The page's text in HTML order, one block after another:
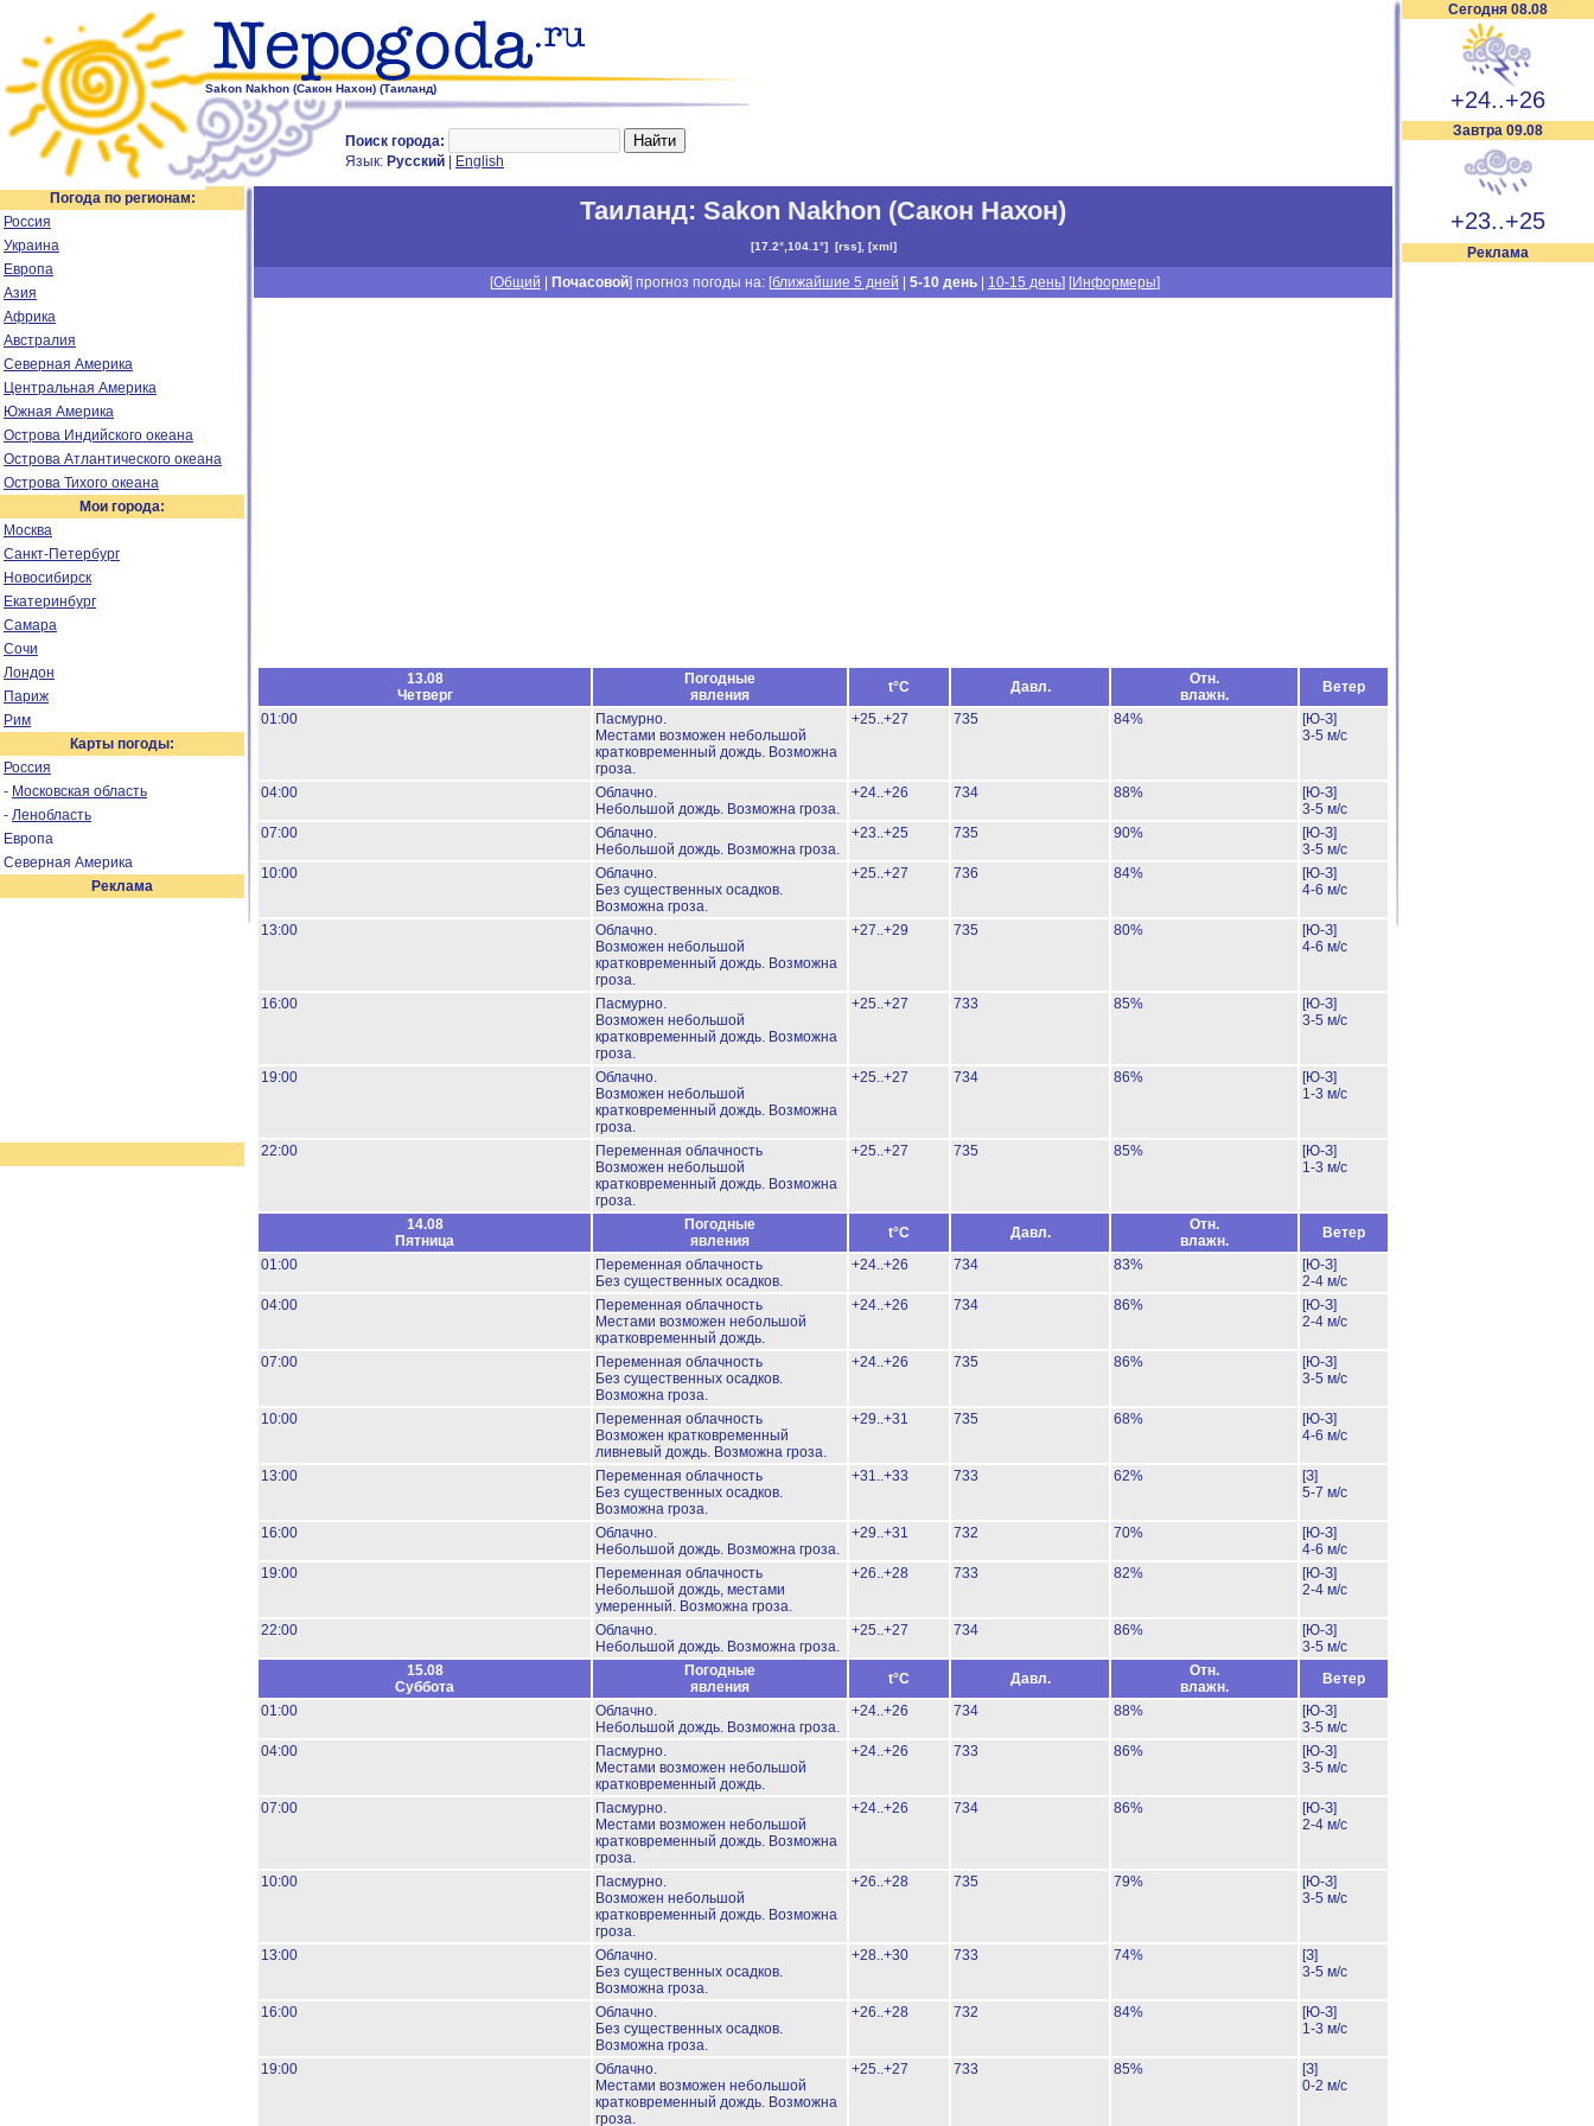
Sakon Nakhon (Сакон Нахон) (Таиланд)
Поиск города:
Язык: Русский English
Сегодня 08.08
+24..+26
Завтра 09.08
+23..+25
Реклама
Погода по регионам:
Россия
Украина
Европа
Азия
Африка
Австралия
Северная Америка
Центральная Америка
Южная Америка
Острова Индийского океана
Острова Атлантического океана
Острова Тихого океана
Мои города:
Москва
Санкт-Петербург
Новосибирск
Екатеринбург
Самара
Сочи
Лондон
Париж
Рим
Карты погоды:
Россия
- Московская область
- Ленобласть
Европа
Северная Америка
Реклама
Таиланд: Sakon Nakhon (Сакон Нахон)
[17.2°,104.1°] [rss], [xml]
[Общий Почасовой] прогноз погоды на: [ближайшие 5 дней 5-10 день| 10-15 день] [Информеры]
13.08
Четверг
Погодные
явления
t°C Давл.
Отн.
влажн.
Ветер
01:00
Пасмурно.
Местами возможен небольшой
кратковременный дождь. Возможна
гроза.
+25..+27 735 84%
[Ю-З]
3-5 м/с
04:00
Облачно.
Небольшой дождь. Возможна гроза.
+24..+26 734 88%
[Ю-З]
3-5 м/с
07:00
Облачно.
Небольшой дождь. Возможна гроза.
+23..+25 735 90%
[Ю-З]
3-5 м/с
10:00
Облачно.
Без существенных осадков.
Возможна гроза.
+25..+27 736 84%
[Ю-З]
4-6 м/с
13:00
Облачно.
Возможен небольшой
кратковременный дождь. Возможна
гроза.
+27..+29 735 80%
[Ю-З]
4-6 м/с
16:00
Пасмурно.
Возможен небольшой
кратковременный дождь. Возможна
гроза.
+25..+27 733 85%
[Ю-З]
3-5 м/с
19:00
Облачно.
Возможен небольшой
кратковременный дождь. Возможна
гроза.
+25..+27 734 86%
[Ю-З]
1-3 м/с
22:00
Переменная облачность
Возможен небольшой
кратковременный дождь. Возможна
гроза.
+25..+27 735 85%
[Ю-З]
1-3 м/с
14.08
Пятница
Погодные
явления
t°C Давл.
Отн.
влажн.
Ветер
01:00
Переменная облачность
Без существенных осадков.
+24..+26 734 83%
[Ю-З]
2-4 м/с
04:00
Переменная облачность
Местами возможен небольшой
кратковременный дождь.
+24..+26 734 86%
[Ю-З]
2-4 м/с
07:00
Переменная облачность
Без существенных осадков.
Возможна гроза.
+24..+26 735 86%
[Ю-З]
3-5 м/с
10:00
Переменная облачность
Возможен кратковременный
ливневый дождь. Возможна гроза.
+29..+31 735 68%
[Ю-З]
4-6 м/с
13:00
Переменная облачность
Без существенных осадков.
Возможна гроза.
+31..+33 733 62%
[З]
5-7 м/с
16:00
Облачно.
Небольшой дождь. Возможна гроза.
+29..+31 732 70%
[Ю-З]
4-6 м/с
19:00
Переменная облачность
Небольшой дождь, местами
умеренный. Возможна гроза.
+26..+28 733 82%
[Ю-З]
2-4 м/с
22:00
Облачно.
Небольшой дождь. Возможна гроза.
+25..+27 734 86%
[Ю-З]
3-5 м/с
15.08
Суббота
Погодные
явления
t°C Давл.
Отн.
влажн.
Ветер
01:00
Облачно.
Небольшой дождь. Возможна гроза.
+24..+26 734 88%
[Ю-З]
3-5 м/с
04:00
Пасмурно.
Местами возможен небольшой
кратковременный дождь.
+24..+26 733 86%
[Ю-З]
3-5 м/с
07:00
Пасмурно.
Местами возможен небольшой
кратковременный дождь. Возможна
гроза.
+24..+26 734 86%
[Ю-З]
2-4 м/с
10:00
Пасмурно.
Возможен небольшой
кратковременный дождь. Возможна
гроза.
+26..+28 735 79%
[Ю-З]
3-5 м/с
13:00
Облачно.
Без существенных осадков.
Возможна гроза.
+28..+30 733 74%
[З]
3-5 м/с
16:00
Облачно.
Без существенных осадков.
Возможна гроза.
+26..+28 732 84%
[Ю-З]
1-3 м/с
19:00
Облачно.
Местами возможен небольшой
кратковременный дождь. Возможна
гроза.
+25..+27 733 85%
[З]
0-2 м/с